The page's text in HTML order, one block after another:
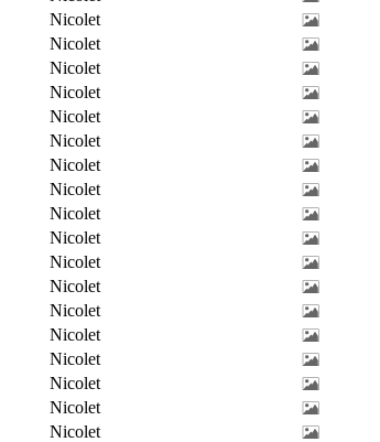
Nicolet
Nicolet
Nicolet
Nicolet
Nicolet
Nicolet
Nicolet
Nicolet
Nicolet
Nicolet
Nicolet
Nicolet
Nicolet
Nicolet
Nicolet
Nicolet
Nicolet
Nicolet